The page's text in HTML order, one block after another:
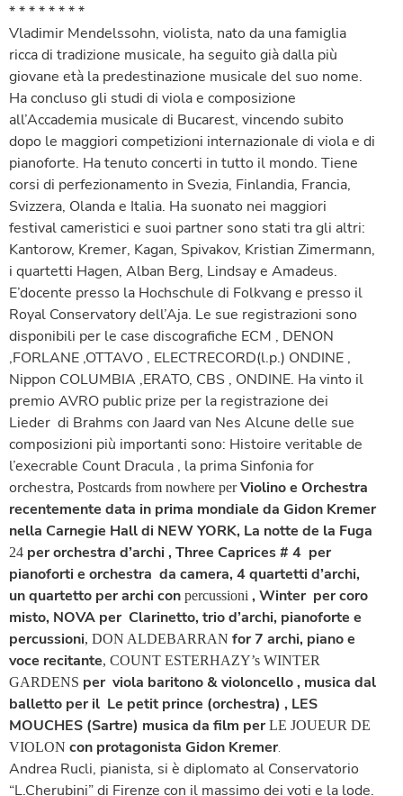
* * * * * * * *
Vladimir Mendelssohn, violista, nato da una famiglia
ricca di tradizione musicale, ha seguito già dalla più
giovane età la predestinazione musicale del suo nome.
Ha concluso gli studi di viola e composizione
all’Accademia musicale di Bucarest, vincendo subito
dopo le maggiori competizioni internazionale di viola e di
pianoforte. Ha tenuto concerti in tutto il mondo. Tiene
corsi di perfezionamento in Svezia, Finlandia, Francia,
Svizzera, Olanda e Italia. Ha suonato nei maggiori
festival cameristici e suoi partner sono stati tra gli altri:
Kantorow, Kremer, Kagan, Spivakov, Kristian Zimermann,
i quartetti Hagen, Alban Berg, Lindsay e Amadeus.
E’docente presso la Hochschule di Folkvang e presso il
Royal Conservatory dell’Aja. Le sue registrazioni sono
disponibili per le case discografiche ECM , DENON
,FORLANE ,OTTAVO , ELECTRECORD(l.p.) ONDINE ,
Nippon COLUMBIA ,ERATO, CBS , ONDINE. Ha vinto il
premio AVRO public prize per la registrazione dei
Lieder di Brahms con Jaard van Nes Alcune delle sue
composizioni più importanti sono: Histoire veritable de
l’execrable Count Dracula , la prima Sinfoniafor
orchestra, Postcards from nowhere perViolino e Orchestra
recentemente data in prima mondiale da Gidon Kremer
nella Carnegie Hall di NEW YORK, La notte de la Fuga
24 per orchestra d’archi , Three Caprices # 4 per
pianoforti e orchestra da camera, 4quartetti d’archi,
unquartetto per archi con percussioni , Winterper coro
misto, NOVA per Clarinetto, trio d’archi, pianoforte e
percussioni, DON ALDEBARRAN for 7 archi, piano e
voce recitante, COUNT ESTERHAZY’s WINTER
GARDENS per viola baritono & violoncello , musica dal
balletto per il Le petit prince (orchestra) , LES
MOUCHES (Sartre) musica da film perLE JOUEUR DE
VIOLON con protagonista Gidon Kremer.
Andrea Rucli, pianista, si è diplomato al Conservatorio
“L.Cherubini” di Firenze con il massimo dei voti e la lode.